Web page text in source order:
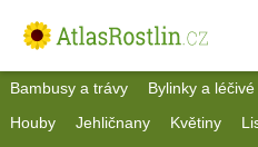
Bambusy a trávy Bylinky a
Houby
Jehličnany Květiny